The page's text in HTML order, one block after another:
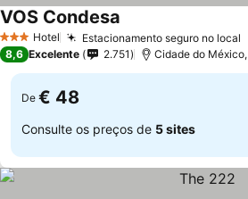
3 EstrelasHotel Estacionamento seguro no local
VOS Condesa
8,6 Excelente 2.751 Cidade do
De € 48
Consulte os preços de 5 sites